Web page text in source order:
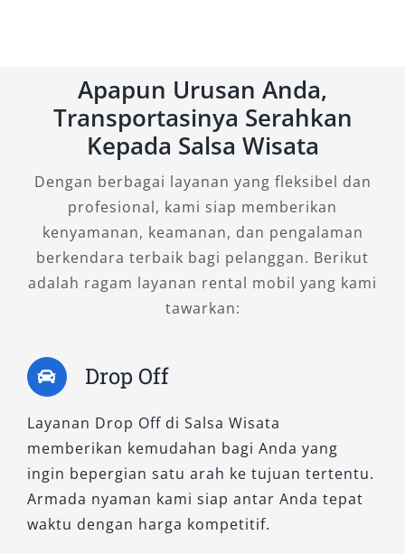
5. Pahami Sistem Sewa (Lepas
Kunci atau Dengan Sopir)
Jika Anda memilih rental mobil Demak lepas
kunci, pastikan syarat administrasi terpenuhi
dan Anda memahami rute perjalanan.
Sementara itu, opsi dengan sopir lebih praktis
untuk perjalanan luar kota atau kunjungan
6. Perhatikan Fleksibilitas Layanan
Pilih jasa yang menyediakan paket fleksibel
seperti sewa harian, mingguan, hingga
bulanan. Fleksibilitas ini penting terutama
untuk kebutuhan dinamis seperti perjalanan
bisnis atau agenda keluarga.
Apapun Urusan Anda,
Transportasinya Serahkan
Kepada Salsa Wisata
Dengan berbagai layanan yang fleksibel dan
profesional, kami siap memberikan
kenyamanan, keamanan, dan pengalaman
berkendara terbaik bagi pelanggan. Berikut
adalah ragam layanan rental mobil yang kami
tawarkan:
Drop Off
Layanan Drop Off di Salsa Wisata
memberikan kemudahan bagi Anda yang
ingin bepergian satu arah ke tujuan tertentu.
Armada nyaman kami siap antar Anda tepat
waktu dengan harga kompetitif.